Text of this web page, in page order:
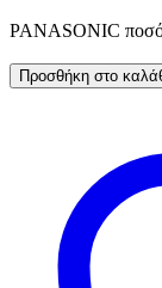
PANASONIC
Προσθήκη στο